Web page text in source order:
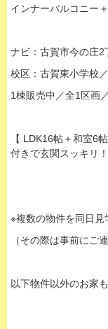
インナーバルコニー
ナビ：古賀市今の庄2
校区：古賀東小学校
1棟販売中／全1区画
【 LDK16帖＋和室6
付きで玄関スッキリ
※複数の物件を同日見
（その際は事前にご
以下物件以外のお家